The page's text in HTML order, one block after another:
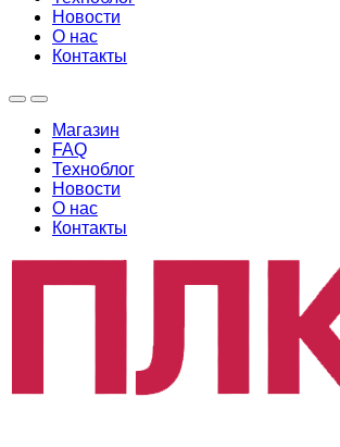
Новости
О нас
Контакты
Магазин
FAQ
Техноблог
Новости
О нас
Контакты